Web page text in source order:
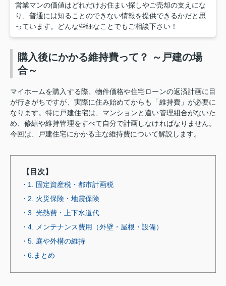
営業マンの価値はどれだけお住まい探しやご売却の支えにな
り、普通には知ることのできない情報を提供できるかだと思
っています。どんな些細なことでもご相談下さい！
購入後にかかる維持費って？ ～戸建の場
合～
マイホームを購入する際、物件価格や住宅ローンの返済計画に目
が行きがちですが、実際に住み始めてからも「維持費」が必要に
なります。特に戸建住宅は、マンションと違い管理組合がないた
め、修繕や維持管理をすべて自分で計画しなければなりません。
今回は、戸建住宅にかかる主な維持費について解説します。
【目次】
・1. 固定資産税・都市計画税
・2. 火災保険・地震保険
・3. 光熱費・上下水道代
・4. メンテナンス費用（外壁・屋根・設備）
・5. 庭や外構の維持
・6.まとめ